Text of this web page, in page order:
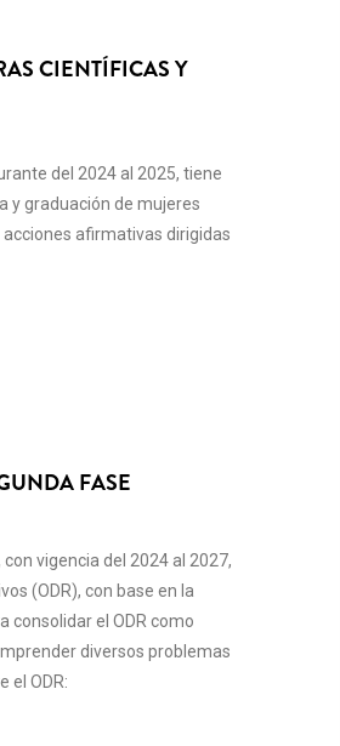
CIENTÍFICAS Y
del 2024 al 2025, tiene
y graduación de mujeres
afirmativas dirigidas
FASE
vigencia del 2024 al 2027,
(ODR), con base en la
consolidar el ODR como
diversos problemas
el ODR: